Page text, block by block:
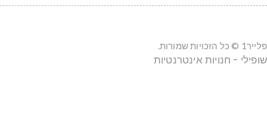
פלייר1 © כל הזכויות שמורות.
שופילי - חנויות אינטרנטיות